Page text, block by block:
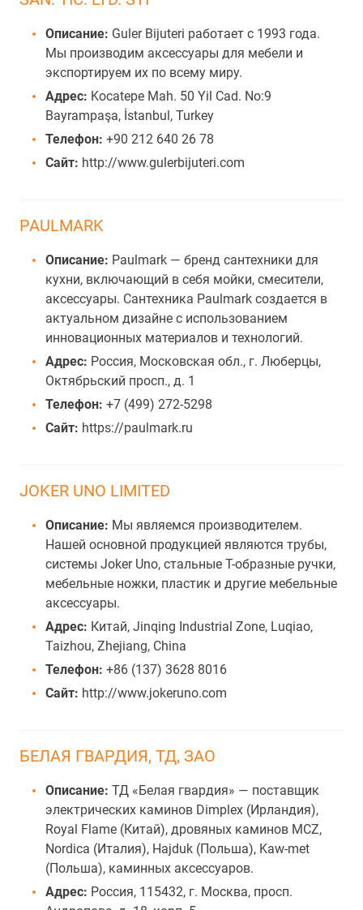
Описание: Guler Bijuteri работает с 1993 года.
Мы производим аксессуары для мебели и
экспортируем их по всему миру.
Адрес: Kocatepe Mah. 50 Yil Cad. No:9
Bayrampaşa, İstanbul, Turkey
Телефон: +90 212 640 26 78
Сайт: http://www.gulerbijuteri.com
PAULMARK
Описание: Paulmark — бренд сантехники для
кухни, включающий в себя мойки, смесители,
аксессуары. Сантехника Paulmark создается в
актуальном дизайне с использованием
инновационных материалов и технологий.
Адрес: Россия, Московская обл., г. Люберцы,
Октябрьский просп., д. 1
Телефон: +7 (499) 272-5298
Сайт: https://paulmark.ru
JOKER UNO LIMITED
Описание: Мы являемся производителем.
Нашей основной продукцией являются трубы,
системы Joker Uno, стальные Т-образные ручки,
мебельные ножки, пластик и другие мебельные
аксессуары.
Адрес: Китай, Jinqing Industrial Zone, Luqiao,
Taizhou, Zhejiang, China
Телефон: +86 (137) 3628 8016
Сайт: http://www.jokeruno.com
БЕЛАЯ ГВАРДИЯ, ТД, ЗАО
Описание: ТД «Белая гвардия» — поставщик
электрических каминов Dimplex (Ирландия),
Royal Flame (Китай), дровяных каминов MCZ,
Nordica (Италия), Hajduk (Польша), Kaw-met
(Польша), каминных аксессуаров.
Адрес: Россия, 115432, г. Москва, просп.